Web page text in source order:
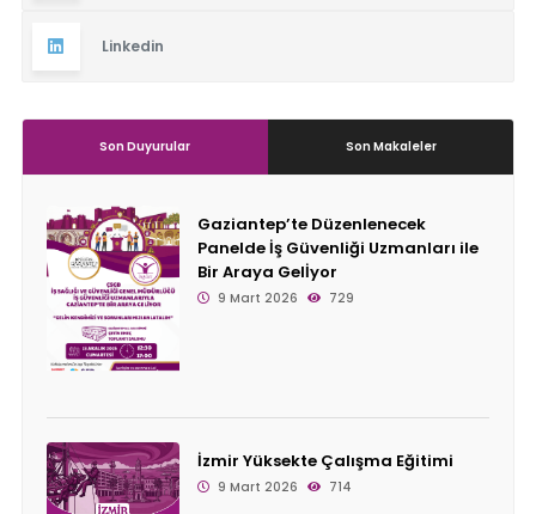
Linkedin
Son Duyurular Son Makaleler
Gaziantep’te Düzenlenecek
Panelde İş Güvenliği Uzmanları ile
Bir Araya Gelİyor
9 Mart 2026 729
İzmir Yüksekte Çalışma Eğitimi
9 Mart 2026 714